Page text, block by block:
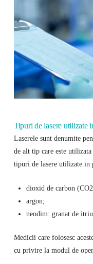
Tipuri de lasere utilizate
Laserele sunt denumite
de alt tip care este
tipuri de lasere utilizate in
dioxid de carbon
argon;
neodim: granat de
Medicii care folosesc
cu privire la modul de